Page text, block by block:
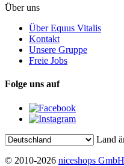
Über uns
Über Equus Vitalis
Kontakt
Unsere Gruppe
Freie Jobs
Folge uns auf
Land
© 2010-2026 niceshops GmbH